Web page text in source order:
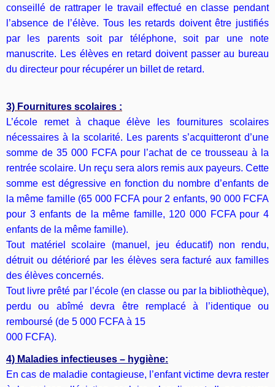
conseillé de rattraper le travail effectué en classe pendant
l’absence de l’élève. Tous les retards doivent être justifiés
par les parents soit par téléphone, soit par une note
manuscrite. Les élèves en retard doivent passer au bureau
du directeur pour récupérer un billet de retard.
3) Fournitures scolaires :
L’école remet à chaque élève les fournitures scolaires
nécessaires à la scolarité. Les parents s’acquitteront d’une
somme de 35 000 FCFA pour l’achat de ce trousseau à la
rentrée scolaire. Un reçu sera alors remis aux payeurs. Cette
somme est dégressive en fonction du nombre d’enfants de
la même famille (65 000 FCFA pour 2 enfants, 90 000 FCFA
pour 3 enfants de la même famille, 120 000 FCFA pour 4
enfants de la même famille).
Tout matériel scolaire (manuel, jeu éducatif) non rendu,
détruit ou détérioré par les élèves sera facturé aux familles
des élèves concernés.
Tout livre prêté par l’école (en classe ou par la bibliothèque),
perdu ou abîmé devra être remplacé à l’identique ou
remboursé (de 5 000 FCFA à 15
000 FCFA).
4) Maladies infectieuses – hygiène:
En cas de maladie contagieuse, l’enfant victime devra rester